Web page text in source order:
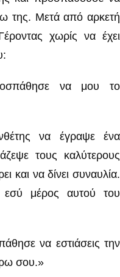
της. Μετά από αρκετή
χωρίς να έχει
να μου το
να έγραψε ένα
τους καλύτερους
και να δίνει συναυλία.
εσύ μέρος αυτού του
να εστιάσεις την
σου.»